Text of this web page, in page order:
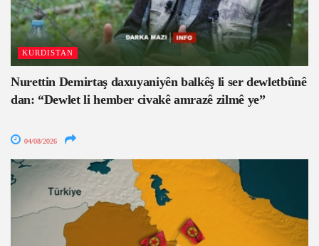
KURDISTAN
Nurettin Demirtaş daxuyaniyên balkêş li ser dewletbûnê
dan: “Dewlet li hember civakê amrazê zilmê ye”
04/08/2026